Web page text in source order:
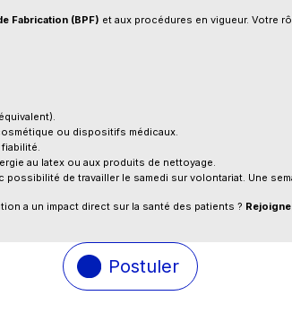
Fabrication (BPF) et aux procédures en vigueur. Votre
ou dispositifs médicaux.
au latex ou aux produits de nettoyage.
possibilité de travailler le samedi sur volontariat. Une
a un impact direct sur la santé des patients ?
Postuler